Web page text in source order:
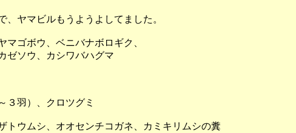
ヤマビルもうようよしてました。
ゴボウ、ベニバナボロギク、
ソウ、カシワバハグマ
３羽）、クロツグミ
トウムシ、オオセンチコガネ、カミキリムシの糞